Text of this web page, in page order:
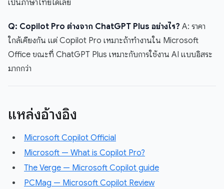
เป็นภาษาไทยได้เลย
Q: Copilot Pro ต่างจาก ChatGPT Plus อย่างไร? A: ราคา
ใกล้เคียงกัน แต่ Copilot Pro เหมาะถ้าทำงานใน Microsoft
Office ขณะที่ ChatGPT Plus เหมาะกับการใช้งาน AI แบบอิสระ
มากกว่า
แหล่งอ้างอิง
Microsoft Copilot Official
Microsoft — What is Copilot Pro?
The Verge — Microsoft Copilot guide
PCMag — Microsoft Copilot Review